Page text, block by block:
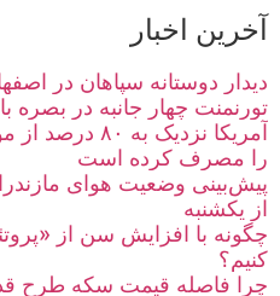
آخرین اخبار
دیدار دوستانه سپاهان در
تورنمنت چهار جانبه در بصره
آمریکا نزدیک
را مصرف کرده است
از یکشنبه
چگونه با افزایش سن از
کنیم؟
چرا فاصله قیمت سکه طرح